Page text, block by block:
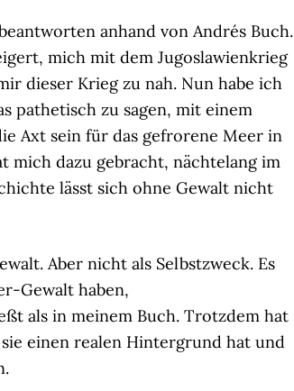
anhand von Andrés Buch.
mich mit dem Jugoslawienkrieg
dieser Krieg zu nah. Nun habe ich
pathetisch zu sagen, mit einem
Axt sein für das gefrorene Meer in
mich dazu gebracht, nächtelang im
lässt sich ohne Gewalt nicht
Aber nicht als Selbstzweck. Es
Gewalt haben,
als in meinem Buch. Trotzdem hat
einen realen Hintergrund hat und